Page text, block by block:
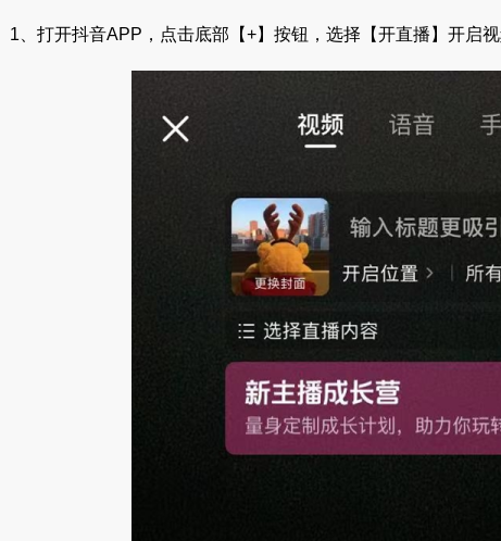
1、打开抖音APP，点击底部【+】按钮，选择【开直播】开启视